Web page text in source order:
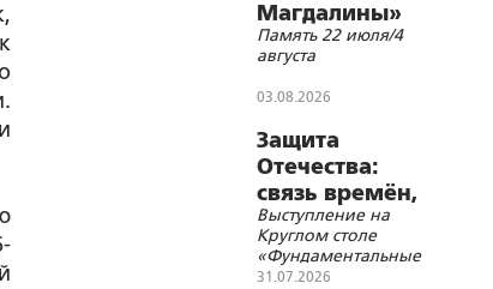
Магдалины»
Память 22 июля/4
августа
03.08.2026
Защита
Отечества:
связь времён,
событий и
территорий
Выступление на
Круглом столе
«Фундаментальные
основы Союзного
31.07.2026